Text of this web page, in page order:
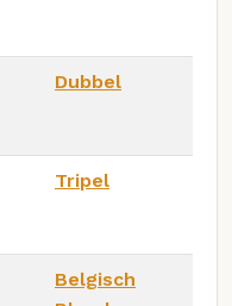
Dubbel
Tripel
Belgisch